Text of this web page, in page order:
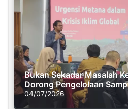
Bukan Sekadar Masalah
Dorong Pengelolaan
Solusi Krisis Iklim
04/07/2026